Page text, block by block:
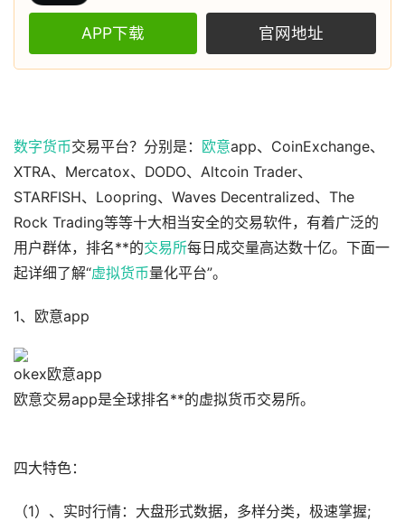
APP下载 官网地址
数字货币交易平台？分别是： 欧意app、CoinExchange、
XTRA、Mercatox、DODO、Altcoin Trader、
STARFISH、Loopring、Waves Decentralized、The
Rock Trading等等十大相当安全的交易软件，有着广泛的
用户群体，排名**的交易所每日成交量高达数十亿。下面一
起详细了解“虚拟货币量化平台”。
1、欧意app
okex欧意app
欧意交易app是全球排名**的虚拟货币交易所。
四大特色：
（1）、实时行情：大盘形式数据，多样分类，极速掌握;